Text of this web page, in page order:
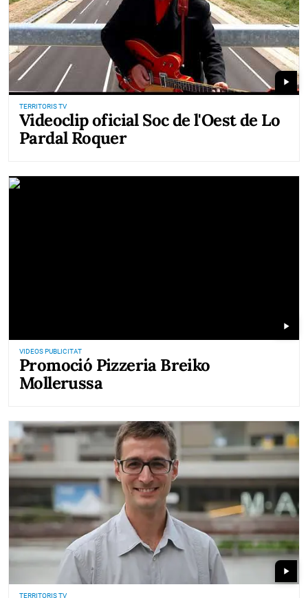
play_arrow
TERRITORIS TV
Videoclip oficial Soc de l'Oest de Lo
Pardal Roquer
play_arrow
VIDEOS PUBLICITAT
Promoció Pizzeria Breiko
Mollerussa
play_arrow
TERRITORIS TV